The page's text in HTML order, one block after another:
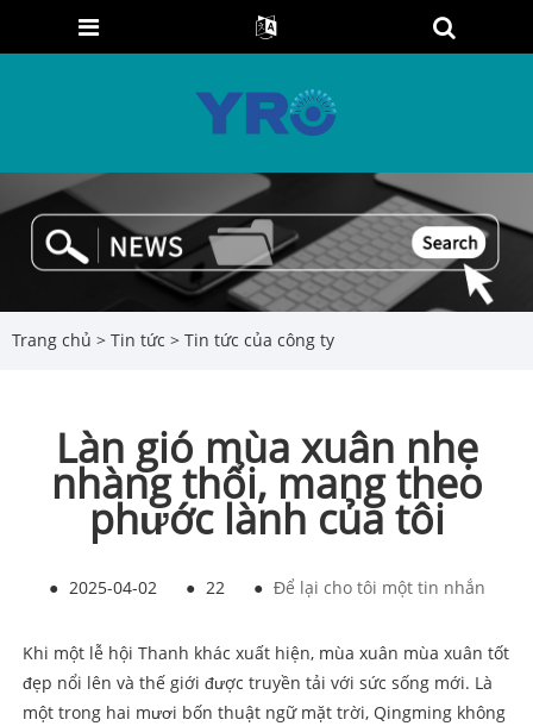
Trang chủ > Tin tức > Tin tức của công ty
Làn gió mùa xuân nhẹ
nhàng thổi, mang theo
phước lành của tôi
● 2025-04-02 ● 22 ● Để lại cho tôi một tin nhắn
Khi một lễ hội Thanh khác xuất hiện, mùa xuân mùa xuân tốt
đẹp nổi lên và thế giới được truyền tải với sức sống mới. Là
một trong hai mươi bốn thuật ngữ mặt trời, Qingming không